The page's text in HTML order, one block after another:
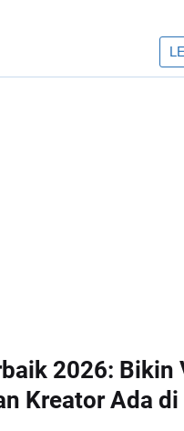
2026: Bikin
Kreator Ada